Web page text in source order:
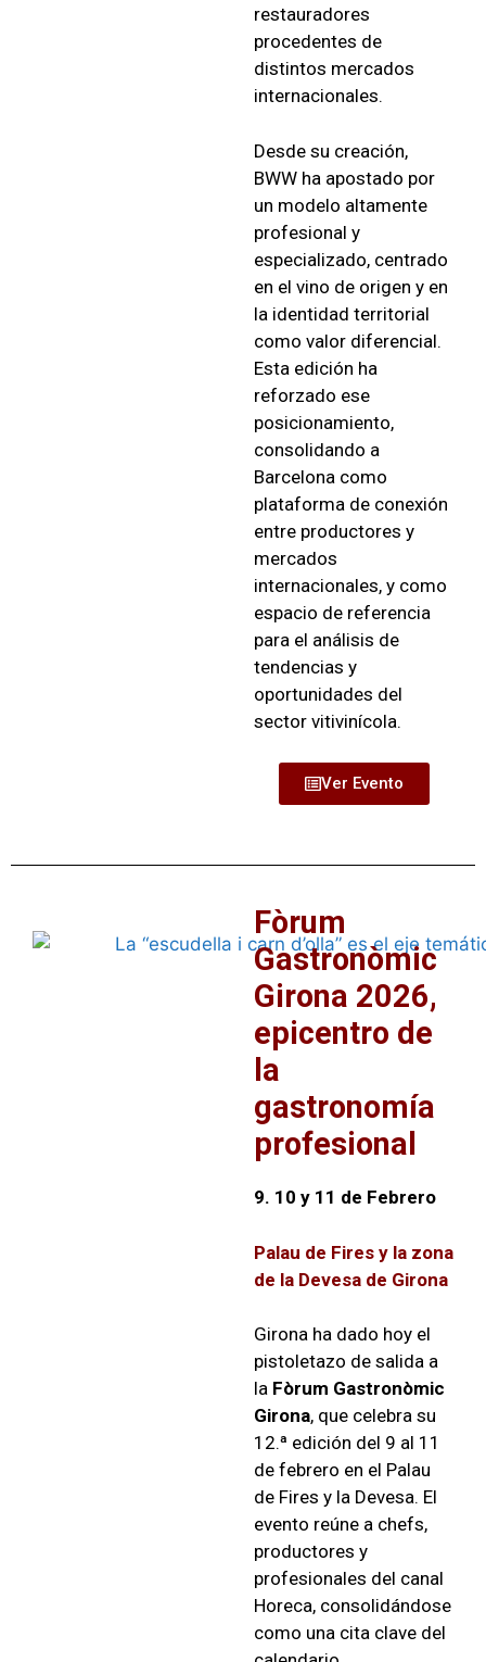
restauradores
procedentes de
distintos mercados
internacionales.
Desde su creación,
BWW ha apostado por
un modelo altamente
profesional y
especializado, centrado
en el vino de origen y en
la identidad territorial
como valor diferencial.
Esta edición ha
reforzado ese
posicionamiento,
consolidando a
Barcelona como
plataforma de conexión
entre productores y
mercados
internacionales, y como
espacio de referencia
para el análisis de
tendencias y
oportunidades del
sector vitivinícola.
Ver Evento
Fòrum
Gastronòmic
Girona 2026,
epicentro de
la
gastronomía
profesional
9. 10 y 11 de Febrero
Palau de Fires y la zona
de la Devesa de Girona
Girona ha dado hoy el
pistoletazo de salida a
la Fòrum Gastronòmic
Girona, que celebra su
12.ª edición del 9 al 11
de febrero en el Palau
de Fires y la Devesa. El
evento reúne a chefs,
productores y
profesionales del canal
Horeca, consolidándose
como una cita clave del